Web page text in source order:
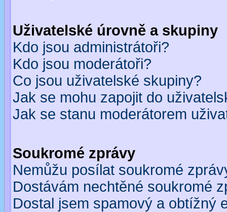
Uživatelské úrovně a skupiny
Kdo jsou administrátoři?
Kdo jsou moderátoři?
Co jsou uživatelské skupiny?
Jak se mohu zapojit do
Jak se stanu moderátorem
Soukromé zprávy
Nemůžu posílat soukromé
Dostávám nechtěné soukromé
Dostal jsem spamový a obtížný